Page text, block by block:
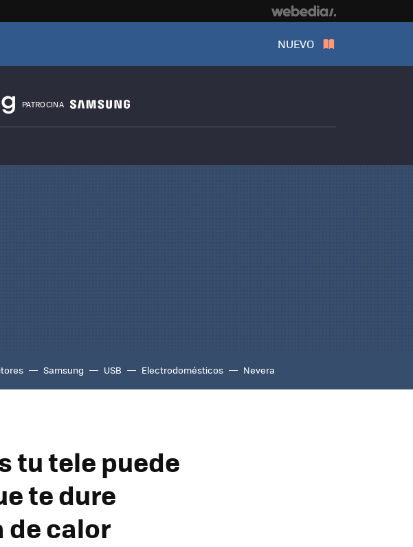
NUEVO
PATROCINA
Samsung USB Electrodomésticos Nevera
tu tele puede
te dure
de calor